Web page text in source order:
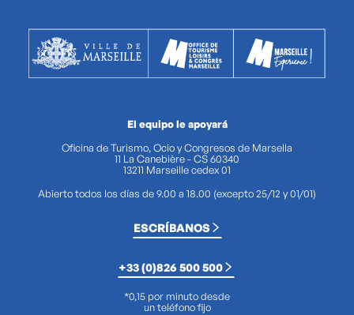
El equipo le apoyará
Oficina de Turismo, Ocio y Congresos de Marsella
11 La Canebière - CS 60340
13211 Marseille cedex 01
Abierto todos los días de 9.00 a 18.00 (excepto 25/12 y 01/01)
ESCRÍBANOS
+33 (0)826 500 500
*0,15 por minuto desde
un teléfono fijo